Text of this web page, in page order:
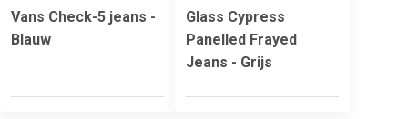
Vans Check-5 jeans -
Blauw
Glass Cypress
Panelled Frayed
Jeans - Grijs